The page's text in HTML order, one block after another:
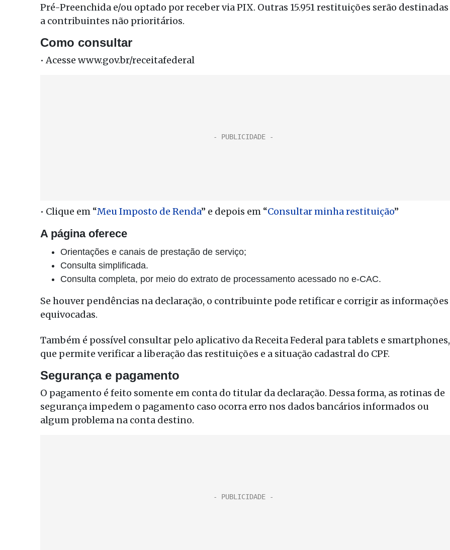
Pré-Preenchida e/ou optado por receber via PIX. Outras 15.951 restituições serão destinadas
a contribuintes não prioritários.
Como consultar
• Acesse www.gov.br/receitafederal
• Clique em “Meu Imposto de Renda” e depois em “Consultar minha restituição”
A página oferece
Orientações e canais de prestação de serviço;
Consulta simplificada.
Consulta completa, por meio do extrato de processamento acessado no e-CAC.
Se houver pendências na declaração, o contribuinte pode retificar e corrigir as informações
equivocadas.
Também é possível consultar pelo aplicativo da Receita Federal para tablets e smartphones,
que permite verificar a liberação das restituições e a situação cadastral do CPF.
Segurança e pagamento
O pagamento é feito somente em conta do titular da declaração. Dessa forma, as rotinas de
segurança impedem o pagamento caso ocorra erro nos dados bancários informados ou
algum problema na conta destino.